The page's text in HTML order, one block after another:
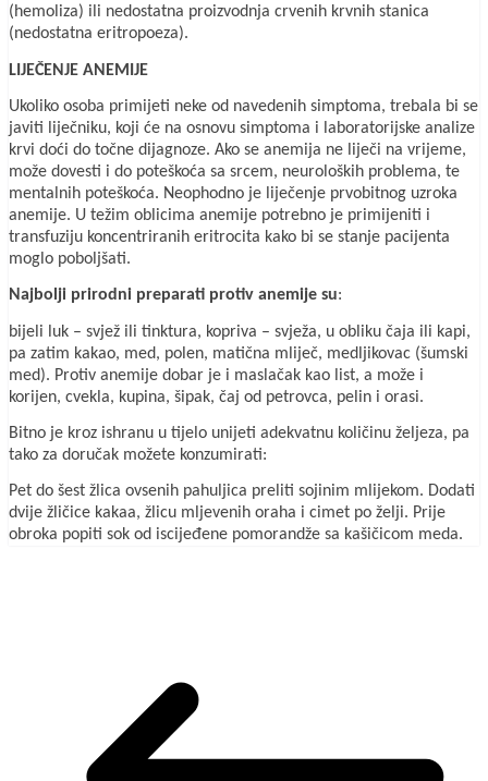
(hemoliza) ili nedostatna proizvodnja crvenih krvnih stanica
(nedostatna eritropoeza).
LIJEČENJE ANEMIJE
Ukoliko osoba primijeti neke od navedenih simptoma, trebala bi se
javiti liječniku, koji će na osnovu simptoma i laboratorijske analize
krvi doći do točne dijagnoze. Ako se anemija ne liječi na vrijeme,
može dovesti i do poteškoća sa srcem, neuroloških problema, te
mentalnih poteškoća. Neophodno je liječenje prvobitnog uzroka
anemije. U težim oblicima anemije potrebno je primijeniti i
transfuziju koncentriranih eritrocita kako bi se stanje pacijenta
moglo poboljšati.
Najbolji prirodni preparati protiv anemije su:
bijeli luk – svjež ili tinktura, kopriva – svježa, u obliku čaja ili kapi,
pa zatim kakao, med, polen, matična mliječ, medljikovac (šumski
med). Protiv anemije dobar je i maslačak kao list, a može i
korijen, cvekla, kupina, šipak, čaj od petrovca, pelin i orasi.
Bitno je kroz ishranu u tijelo unijeti adekvatnu količinu željeza, pa
tako za doručak možete konzumirati:
Pet do šest žlica ovsenih pahuljica preliti sojinim mlijekom. Dodati
dvije žličice kakaa, žlicu mljevenih oraha i cimet po želji. Prije
obroka popiti sok od iscijeđene pomorandže sa kašičicom meda.